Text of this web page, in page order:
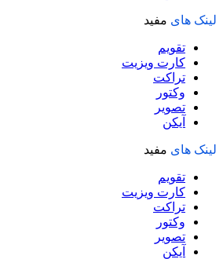
لینک های مفید
تقویم
کارت ویزیت
تراکت
وکتور
تصویر
آیکن
لینک های مفید
تقویم
کارت ویزیت
تراکت
وکتور
تصویر
آیکن